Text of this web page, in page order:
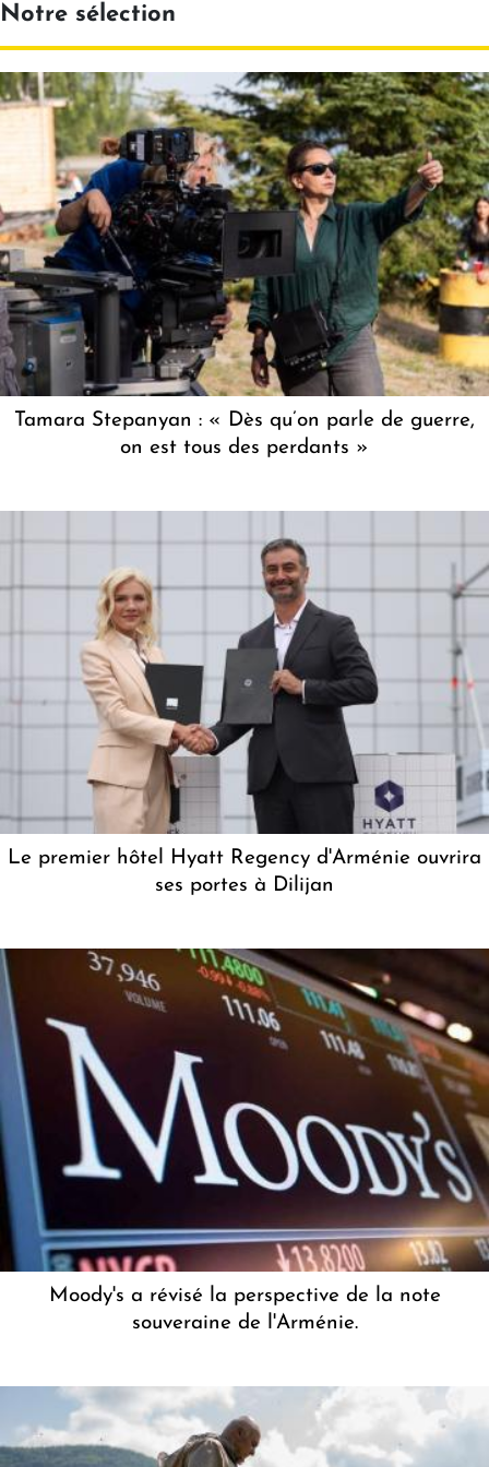
Notre sélection
Tamara Stepanyan : « Dès qu’on parle de guerre,
on est tous des perdants »
Le premier hôtel Hyatt Regency d'Arménie ouvrira
ses portes à Dilijan
Moody's a révisé la perspective de la note
souveraine de l'Arménie.